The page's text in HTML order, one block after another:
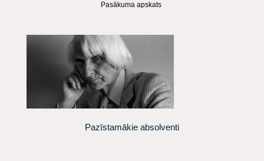
Pasākuma apskats
Pazīstamākie absolventi